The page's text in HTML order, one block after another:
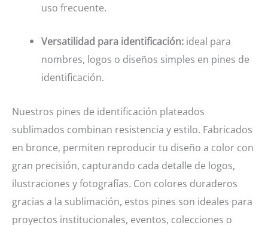
uso frecuente.
Versatilidad para identificación: ideal para
nombres, logos o diseños simples en pines de
identificación.
Nuestros pines de identificación plateados
sublimados combinan resistencia y estilo. Fabricados
en bronce, permiten reproducir tu diseño a color con
gran precisión, capturando cada detalle de logos,
ilustraciones y fotografías. Con colores duraderos
gracias a la sublimación, estos pines son ideales para
proyectos institucionales, eventos, colecciones o